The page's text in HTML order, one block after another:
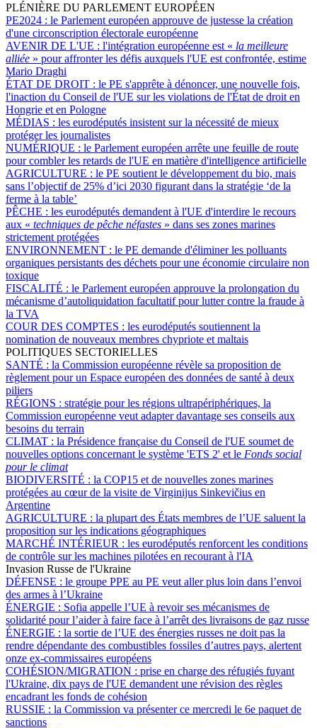
PLÉNIÈRE DU PARLEMENT EUROPÉEN
PE2024 : le Parlement européen approuve de justesse la création
d'une circonscription électorale européenne
AVENIR DE L'UE : l'intégration européenne est « la meilleure
alliée » pour affronter les défis auxquels l'UE est confrontée, estime
Mario Draghi
ÉTAT DE DROIT : le PE s'apprête à dénoncer, une nouvelle fois,
l'inaction du Conseil de l'UE sur les violations de l'État de droit en
Hongrie et en Pologne
MÉDIAS : les eurodéputés insistent sur la nécessité de mieux
protéger les journalistes
NUMÉRIQUE : le Parlement européen arrête une feuille de route
pour combler les retards de l'UE en matière d'intelligence artificielle
AGRICULTURE : le PE soutient le développement du bio, mais
sans l’objectif de 25% d’ici 2030 figurant dans la stratégie ‘de la
ferme à la table’
PÊCHE : les eurodéputés demandent à l'UE d'interdire le recours
aux « techniques de pêche néfastes » dans ses zones marines
strictement protégées
ENVIRONNEMENT : le PE demande d'éliminer les polluants
organiques persistants des déchets pour une économie circulaire non
toxique
FISCALITÉ : le Parlement européen approuve la prolongation du
mécanisme d’autoliquidation facultatif pour lutter contre la fraude à
la TVA
COUR DES COMPTES : les eurodéputés soutiennent la
nomination de nouveaux membres chypriote et maltais
POLITIQUES SECTORIELLES
SANTÉ : la Commission européenne révèle sa proposition de
règlement pour un Espace européen des données de santé à deux
piliers
RÉGIONS : stratégie pour les régions ultrapériphériques, la
Commission européenne veut adapter davantage ses conseils aux
besoins du terrain
CLIMAT : la Présidence française du Conseil de l'UE soumet de
nouvelles options concernant le système 'ETS 2' et le Fonds social
pour le climat
BIODIVERSITÉ : la COP15 et de nouvelles zones marines
protégées au cœur de la visite de Virginijus Sinkevičius en
Argentine
AGRICULTURE : la plupart des États membres de l’UE saluent la
proposition sur les indications géographiques
MARCHÉ INTÉRIEUR : les eurodéputés renforcent les conditions
de contrôle sur les machines pilotées en recourant à l'IA
Invasion Russe de l'Ukraine
DÉFENSE : le groupe PPE au PE veut aller plus loin dans l’envoi
des armes à l’Ukraine
ÉNERGIE : Sofia appelle l’UE à revoir ses mécanismes de
solidarité pour l’aider à faire face à l’arrêt des livraisons de gaz russe
ÉNERGIE : la sortie de l’UE des énergies russes ne doit pas la
rendre dépendante des combustibles fossiles d’autres pays, alertent
onze ex-commissaires européens
COHÉSION/MIGRATION : prise en charge des réfugiés fuyant
l'Ukraine, dix pays de l'UE demandent une révision des règles
encadrant les fonds de cohésion
RUSSIE : la Commission va présenter ce mercredi le 6e paquet de
sanctions